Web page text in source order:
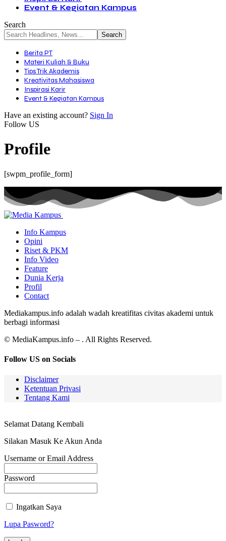
Event & Kegiatan Kampus
Search
Berita PT
Materi Kuliah & Buku
Tips Trik Akademis
Kreativitas Mahasiswa
Inspirasi Karir
Event & Kegiatan Kampus
Have an existing account? Sign In
Follow US
Profile
[swpm_profile_form]
Info Kampus
Opini
Riset & PKM
Info Video
Feature
Dunia Kerja
Profil
Contact
Mediakampus.info adalah wadah kreatifitas civitas akademi untuk
berbagi informasi
© MediaKampus.info – . All Rights Reserved.
Follow US on Socials
Disclaimer
Ketentuan Privasi
Tentang Kami
Selamat Datang Kembali
Silakan Masuk Ke Akun Anda
Username or Email Address
Password
Ingatkan Saya
Lupa Pasword?